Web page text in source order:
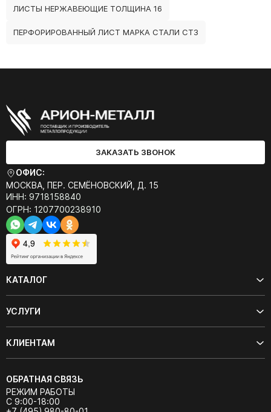
ЛИСТЫ НЕРЖАВЕЮЩИЕ ТОЛЩИНА 16
ПЕРФОРИРОВАННЫЙ ЛИСТ МАРКА СТАЛИ СТ3
ЗАКАЗАТЬ ЗВОНОК
ОФИС:
МОСКВА, ПЕР. СЕМЁНОВСКИЙ, Д. 15
ИНН: 9718158840
ОГРН: 1207700238910
КАТАЛОГ
УСЛУГИ
КЛИЕНТАМ
ОБРАТНАЯ СВЯЗЬ
РЕЖИМ РАБОТЫ
С 9:00-18:00